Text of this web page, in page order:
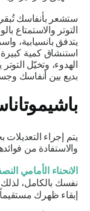
ستشعر بأنفاسك
التوتر والاستمتاع
يتدفق بانسيابية،
استنشاق كمية
الهدوء، وتخيّل
بديع بين أنفاسك
يتم إجراء
والاستفادة من فوائدها.
الانحناء الأمامي
نفسك بالكامل، لذلك
إبقاء ظهرك